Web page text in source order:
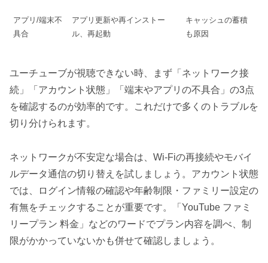
アプリ/端末不
具合
アプリ更新や再インストー
ル、再起動
キャッシュの蓄積
も原因
ユーチューブが視聴できない時、まず「ネットワーク接
続」「アカウント状態」「端末やアプリの不具合」の3点
を確認するのが効率的です。これだけで多くのトラブルを
切り分けられます。
ネットワークが不安定な場合は、Wi-Fiの再接続やモバイ
ルデータ通信の切り替えを試しましょう。アカウント状態
では、ログイン情報の確認や年齢制限・ファミリー設定の
有無をチェックすることが重要です。「YouTube ファミ
リープラン 料金」などのワードでプラン内容を調べ、制
限がかかっていないかも併せて確認しましょう。